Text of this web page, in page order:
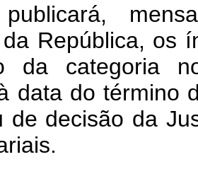
publicará,
República, os
da categoria
data do término
de decisão da